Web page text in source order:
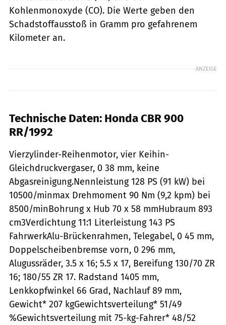
Kohlenmonoxyde (CO). Die Werte geben den
Schadstoffausstoß in Gramm pro gefahrenem
Kilometer an.
ANZEIGE
Technische Daten: Honda CBR 900
RR/1992
Vierzylinder-Reihenmotor, vier Keihin-
Gleichdruckvergaser, 0 38 mm, keine
Abgasreinigung.Nennleistung 128 PS (91 kW) bei
10500/minmax Drehmoment 90 Nm (9,2 kpm) bei
8500/minBohrung x Hub 70 x 58 mmHubraum 893
cm3Verdichtung 11:1 Literleistung 143 PS
FahrwerkAlu-Brückenrahmen, Telegabel, 0 45 mm,
Doppelscheibenbremse vorn, 0 296 mm,
Alugussräder, 3.5 x 16; 5.5 x 17, Bereifung 130/70 ZR
16; 180/55 ZR 17. Radstand 1405 mm,
Lenkkopfwinkel 66 Grad, Nachlauf 89 mm,
Gewicht* 207 kgGewichtsverteilung* 51/49
%Gewichtsverteilung mit 75-kg-Fahrer* 48/52